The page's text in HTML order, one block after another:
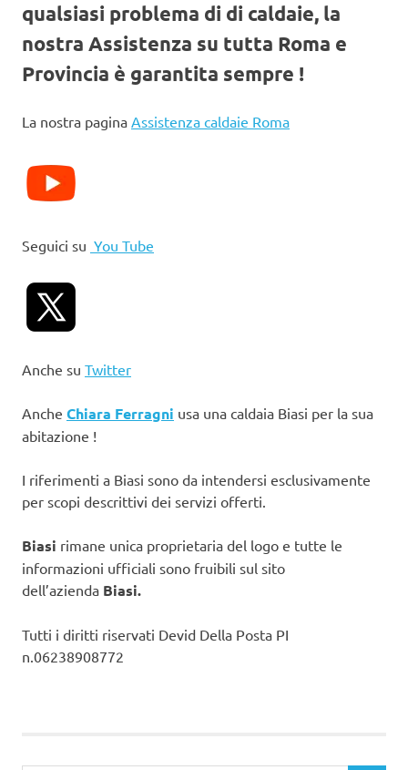
qualsiasi problema di di caldaie, la
nostra Assistenza su tutta Roma e
Provincia è garantita sempre !
La nostra pagina Assistenza caldaie Roma
Seguici su You Tube
Anche su Twitter
Anche Chiara Ferragni usa una caldaia Biasi per la sua
abitazione !
I riferimenti a Biasi sono da intendersi esclusivamente
per scopi descrittivi dei servizi offerti.
Biasi rimane unica proprietaria del logo e tutte le
informazioni ufficiali sono fruibili sul sito
dell’azienda Biasi.
Tutti i diritti riservati Devid Della Posta PI
n.06238908772